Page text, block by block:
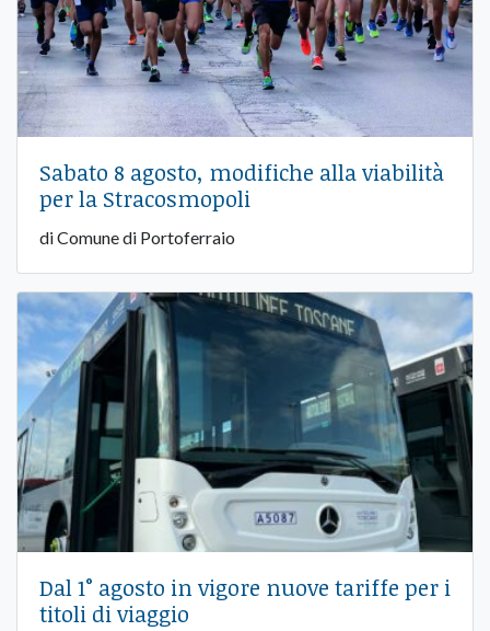
Sabato 8 agosto, modifiche alla viabilità
per la Stracosmopoli
di Comune di Portoferraio
Dal 1° agosto in vigore nuove tariffe per i
titoli di viaggio